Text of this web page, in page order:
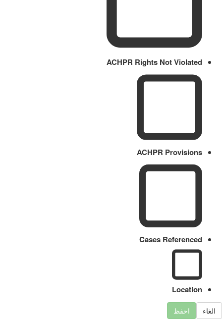
ACHPR Rights Not Violated
ACHPR Provisions
Cases Referenced
Location
الغاء احفظ